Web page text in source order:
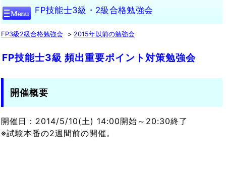
FP技能士3級・2級合格勉強会
FP3級2級合格勉強会 2015年以前の勉強会
FP技能士3級 頻出重要ポイント対策勉強会
開催概要
開催日：2014/5/10(土) 14:00開始～20:30終了
※試験本番の2週間前の開催。